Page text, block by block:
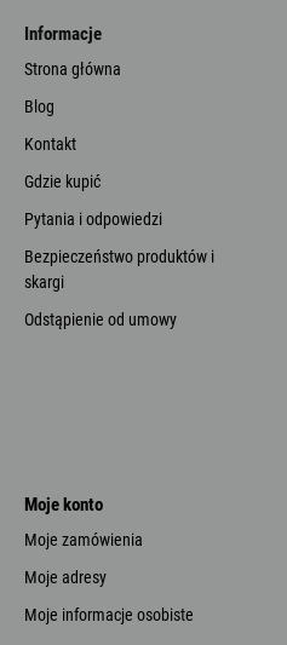
Informacje
Strona główna
Blog
Kontakt
Gdzie kupić
Pytania i odpowiedzi
Bezpieczeństwo produktów i
skargi
Odstąpienie od umowy
Moje konto
Moje zamówienia
Moje adresy
Moje informacje osobiste